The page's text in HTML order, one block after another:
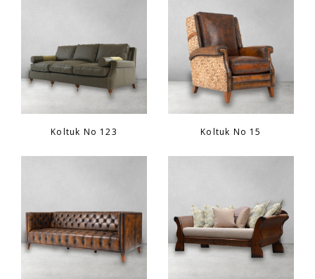
Bar
OFİS
KARL STARLING DERİ ÜRÜNLER
Koltuk No 123 Koltuk No 15